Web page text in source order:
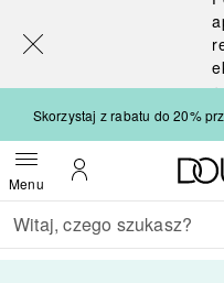
Skorzystaj z rabatu do 20%
MenuOtwórz menuMoje konto
Wracać
Wykonaj wyszukiwanie